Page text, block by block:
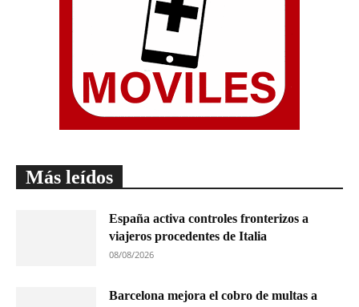
Más leídos
España activa controles fronterizos a
viajeros procedentes de Italia
08/08/2026
Barcelona mejora el cobro de multas a